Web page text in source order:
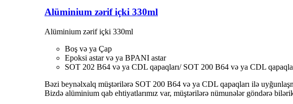
Alüminium zərif içki 330ml
Alüminium zərif içki 330ml
Boş və ya Çap
Epoksi astar və ya BPANI astar
SOT 202 B64 və ya CDL qapaqları/ SOT 200 B64 və ya CDL
Bəzi beynəlxalq müştərilərə SOT 200 B64 və ya CDL qapaqları ilə
Bizdə alüminium qab ehtiyatlarımız var, müştərilərə nümunələr göndərə